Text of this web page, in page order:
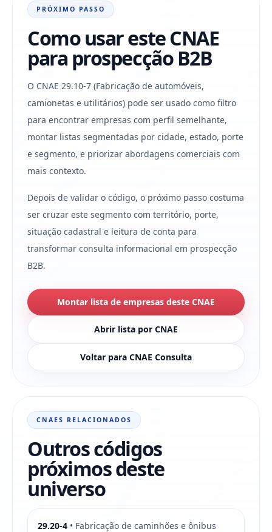
PRÓXIMO PASSO
Como usar este CNAE
para prospecção B2B
O CNAE 29.10-7 (Fabricação de automóveis,
camionetas e utilitários) pode ser usado como filtro
para encontrar empresas com perfil semelhante,
montar listas segmentadas por cidade, estado, porte
e segmento, e priorizar abordagens comerciais com
mais contexto.
Depois de validar o código, o próximo passo costuma
ser cruzar este segmento com território, porte,
situação cadastral e leitura de conta para
transformar consulta informacional em prospecção
B2B.
Montar lista de empresas deste CNAE
Abrir lista por CNAE
Voltar para CNAE Consulta
CNAES RELACIONADOS
Outros códigos
próximos deste
universo
29.20-4 • Fabricação de caminhões e ônibus